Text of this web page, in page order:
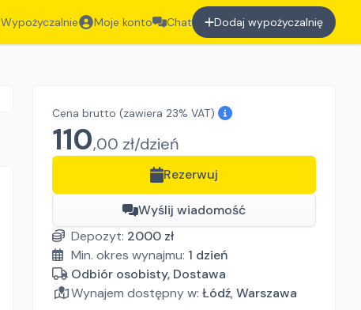
Wypożyczalnie Moje konto Chat Dodaj wypożyczalnię
Cena brutto (zawiera 23% VAT)
110,00 zł/dzień
Rezerwuj
Wyślij wiadomość
Depozyt: 2000 zł
Min. okres wynajmu: 1 dzień
Odbiór osobisty, Dostawa
Wynajem dostępny w: Łódź,Warszawa